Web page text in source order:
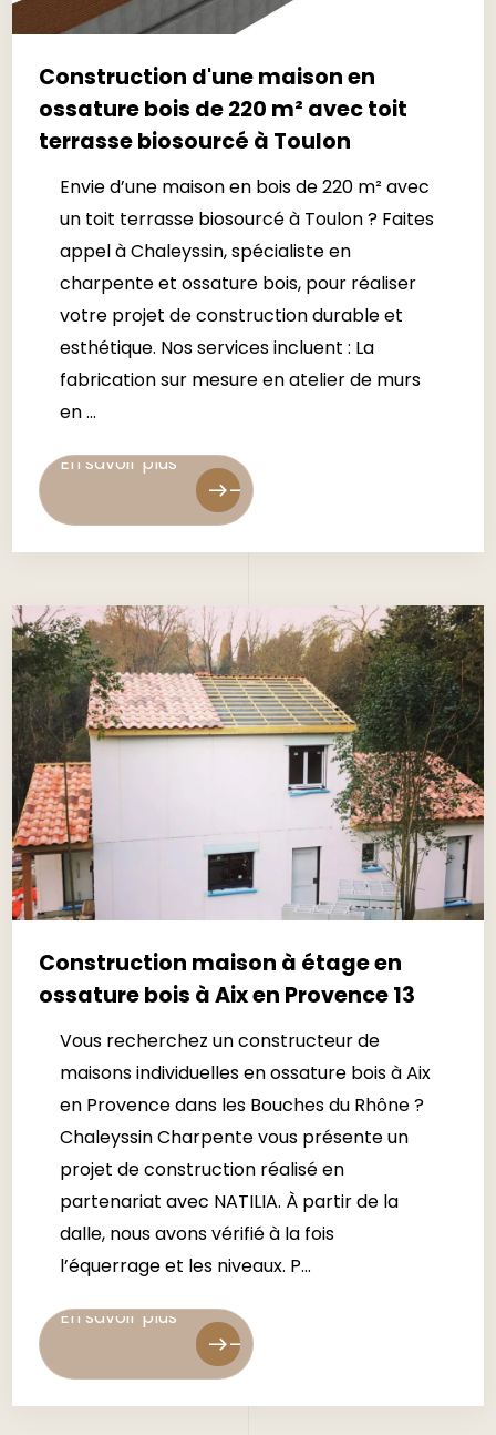
Construction d'une maison en
ossature bois de 220 m² avec toit
terrasse biosourcé à Toulon
Envie d’une maison en bois de 220 m² avec
un toit terrasse biosourcé à Toulon ? Faites
appel à Chaleyssin, spécialiste en
charpente et ossature bois, pour réaliser
votre projet de construction durable et
esthétique. Nos services incluent : La
fabrication sur mesure en atelier de murs
en ...
En savoir plus
easteast
Construction maison à étage en
ossature bois à Aix en Provence 13
Vous recherchez un constructeur de
maisons individuelles en ossature bois à Aix
en Provence dans les Bouches du Rhône ?
Chaleyssin Charpente vous présente un
projet de construction réalisé en
partenariat avec NATILIA. À partir de la
dalle, nous avons vérifié à la fois
l’équerrage et les niveaux. P...
En savoir plus
En savoir plus
easteast